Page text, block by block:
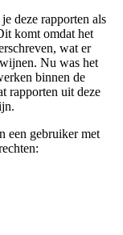
deze rapporten als
komt omdat het
wat er
Nu was het
binnen de
rapporten uit deze
een gebruiker met